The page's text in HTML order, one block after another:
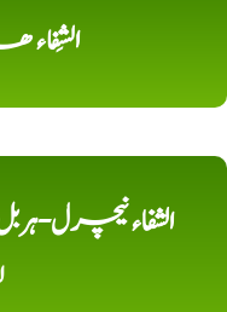
الشِفاء
الشفاء نیچرل-